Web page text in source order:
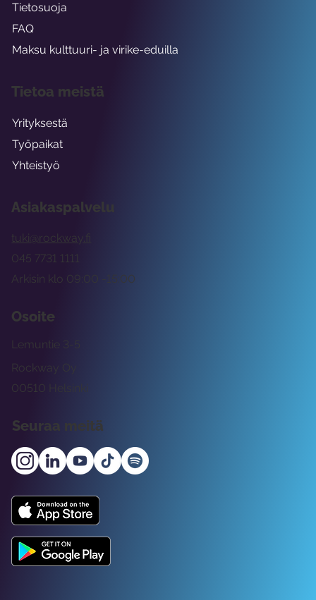
Asiakaspalvelu
tuki@rockway.fi
Arkisin klo 09:00 -15:00
045 7731 1111
Osoite
Rockway Oy
Lemuntie 3-5
00510 Helsinki
Seuraa meitä
Tietosuoja
FAQ
Maksu kulttuuri- ja virike-eduilla
Tietoa meistä
Yrityksestä
Työpaikat
Yhteistyö